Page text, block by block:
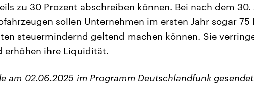
zu 30 Prozent abschreiben können. Bei nach dem 30.
sollen Unternehmen im ersten Jahr sogar 75
steuermindernd geltend machen können. Sie
erhöhen ihre Liquidität.
am 02.06.2025 im Programm Deutschlandfunk